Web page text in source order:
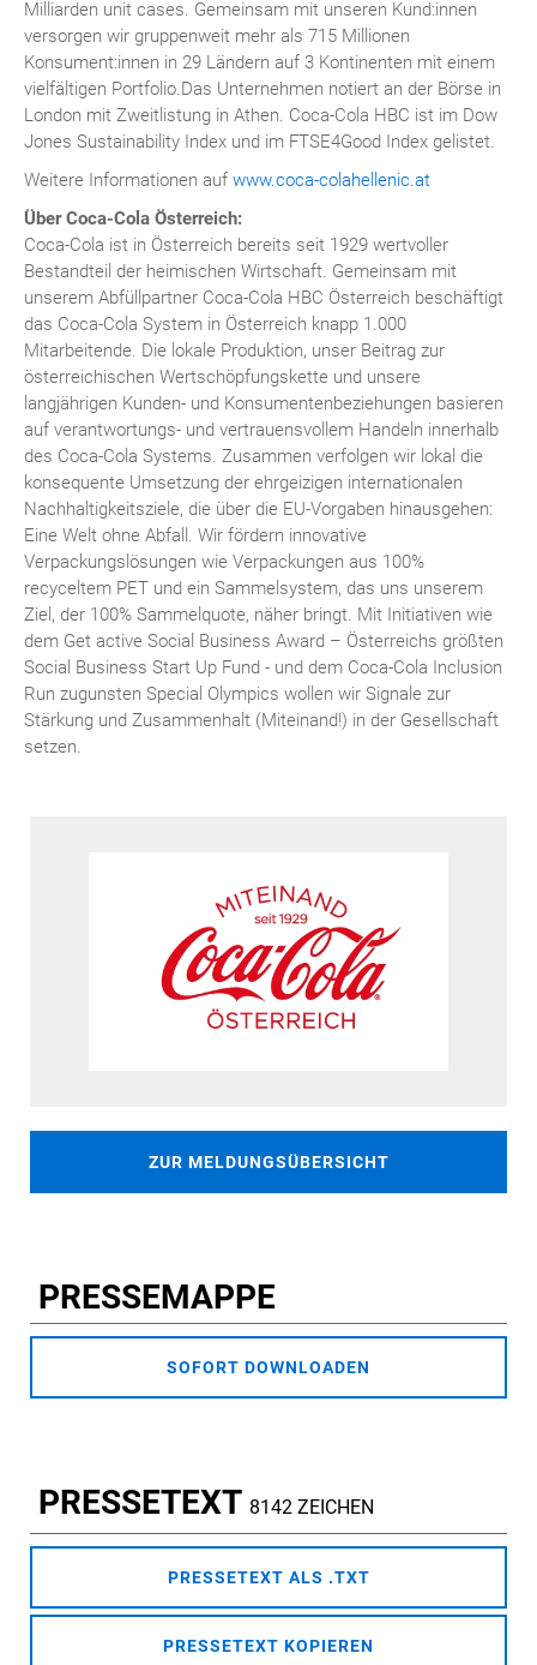
Milliarden unit cases. Gemeinsam mit unseren Kund:innen
versorgen wir gruppenweit mehr als 715 Millionen
Konsument:innen in 29 Ländern auf 3 Kontinenten mit einem
vielfältigen Portfolio.Das Unternehmen notiert an der Börse in
London mit Zweitlistung in Athen. Coca-Cola HBC ist im Dow
Jones Sustainability Index und im FTSE4Good Index gelistet.
Weitere Informationen auf www.coca-colahellenic.at
Über Coca-Cola Österreich:
Coca-Cola ist in Österreich bereits seit 1929 wertvoller
Bestandteil der heimischen Wirtschaft. Gemeinsam mit
unserem Abfüllpartner Coca-Cola HBC Österreich beschäftigt
das Coca-Cola System in Österreich knapp 1.000
Mitarbeitende. Die lokale Produktion, unser Beitrag zur
österreichischen Wertschöpfungskette und unsere
langjährigen Kunden- und Konsumentenbeziehungen basieren
auf verantwortungs- und vertrauensvollem Handeln innerhalb
des Coca-Cola Systems. Zusammen verfolgen wir lokal die
konsequente Umsetzung der ehrgeizigen internationalen
Nachhaltigkeitsziele, die über die EU-Vorgaben hinausgehen:
Eine Welt ohne Abfall. Wir fördern innovative
Verpackungslösungen wie Verpackungen aus 100%
recyceltem PET und ein Sammelsystem, das uns unserem
Ziel, der 100% Sammelquote, näher bringt. Mit Initiativen wie
dem Get active Social Business Award – Österreichs größten
Social Business Start Up Fund - und dem Coca-Cola Inclusion
Run zugunsten Special Olympics wollen wir Signale zur
Stärkung und Zusammenhalt (Miteinand!) in der Gesellschaft
setzen.
ZUR MELDUNGSÜBERSICHT
PRESSEMAPPE
SOFORT DOWNLOADEN
PRESSETEXT 8142 ZEICHEN
PRESSETEXT ALS .TXT
PRESSETEXT KOPIEREN